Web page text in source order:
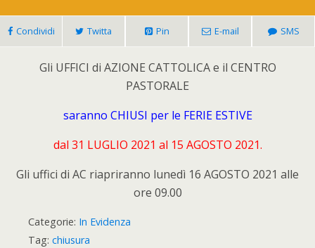
Condividi Twitta Pin E-mail SMS
Gli UFFICI di AZIONE CATTOLICA e il CENTRO
PASTORALE
saranno CHIUSI per le FERIE ESTIVE
dal 31 LUGLIO 2021 al 15 AGOSTO 2021.
Gli uffici di AC riapriranno lunedì 16 AGOSTO 2021 alle
ore 09.00
Categorie: In Evidenza
Tag: chiusura